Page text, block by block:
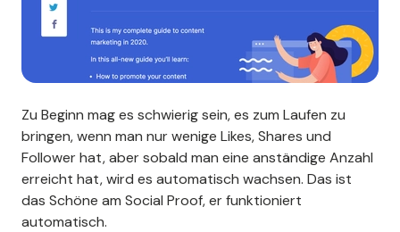
Zu Beginn mag es schwierig sein, es zum Laufen zu
bringen, wenn man nur wenige Likes, Shares und
Follower hat, aber sobald man eine anständige Anzahl
erreicht hat, wird es automatisch wachsen. Das ist
das Schöne am Social Proof, er funktioniert
automatisch.